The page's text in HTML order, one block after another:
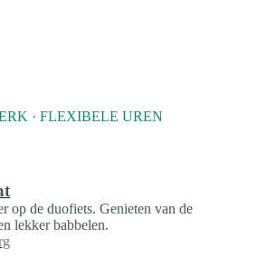
· FLEXIBELE UREN
op de duofiets. Genieten van de
lekker babbelen.